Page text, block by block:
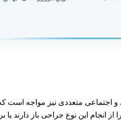
متعددی نیز مواجه است که
انجام این نوع جراحی باز دارند یا